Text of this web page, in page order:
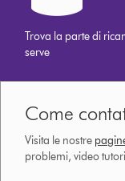
Trova la parte di
serve
Come
Visita le nostre
problemi, video